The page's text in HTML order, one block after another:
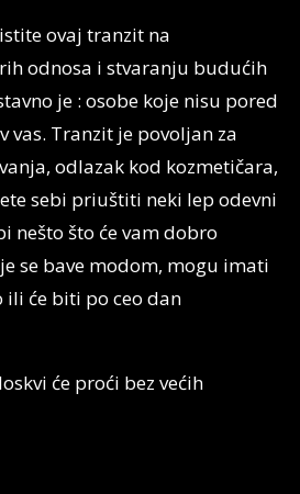
ovaj tranzit na
odnosa i stvaranju budućih
je : osobe koje nisu pored
vas. Tranzit je povoljan za
odlazak kod kozmetičara,
sebi priuštiti neki lep odevni
nešto što će vam dobro
se bave modom, mogu imati
ili će biti po ceo dan
će proći bez većih